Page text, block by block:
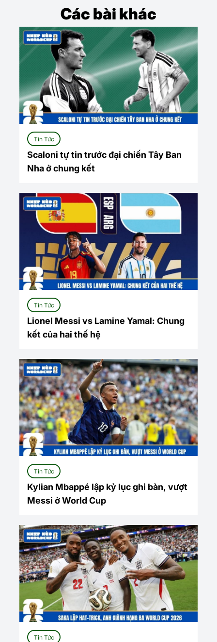
Các bài khác
Tin Tức
Scaloni tự tin trước đại chiến Tây Ban
Nha ở chung kết
Tin Tức
Lionel Messi vs Lamine Yamal: Chung
kết của hai thế hệ
Tin Tức
Kylian Mbappé lập kỷ lục ghi bàn, vượt
Messi ở World Cup
Tin Tức